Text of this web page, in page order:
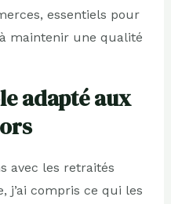
essentiels pour
maintenir une qualité
adapté aux
avec les retraités
j’ai compris ce qui les